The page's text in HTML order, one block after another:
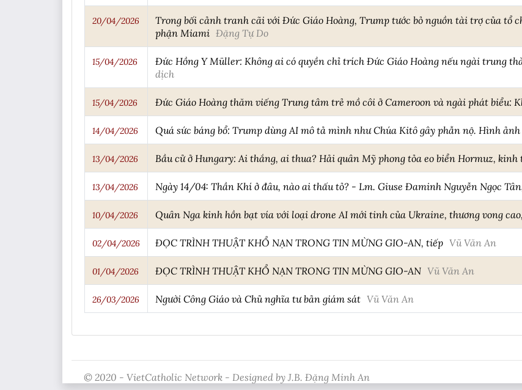
20/04/2026
Trong bối cảnh tranh cãi với Đức Giáo Hoàng, Trump tước bỏ nguồn tài trợ của tổ
phận Miami Đặng Tự Do
15/04/2026 Đức Hồng Y Müller: Không ai có quyền chỉ trích Đức Giáo Hoàng nếu ngài trung
dịch
15/04/2026 Đức Giáo Hoàng thăm viếng Trung tâm trẻ mồ côi ở Cameroon và ngài phát biểu:
14/04/2026 Quá sức báng bổ: Trump dùng AI mô tả mình như Chúa Kitô gây phẫn nộ. Hình
13/04/2026 Bầu cử ở Hungary: Ai thắng, ai thua? Hải quân Mỹ phong tỏa eo biển Hormuz, kinh
13/04/2026 Ngày 14/04: Thần Khí ở đâu, nào ai thấu tỏ? - Lm. Giuse Đaminh Nguyễn Ngọc
10/04/2026 Quân Nga kinh hồn bạt vía với loại drone AI mới tinh của Ukraine, thương vong
02/04/2026 ĐỌC TRÌNH THUẬT KHỔ NẠN TRONG TIN MỪNG GIO-AN, tiếp Vũ Văn An
01/04/2026 ĐỌC TRÌNH THUẬT KHỔ NẠN TRONG TIN MỪNG GIO-AN Vũ Văn An
26/03/2026 Người Công Giáo và Chủ nghĩa tư bản giám sát Vũ Văn An
© 2020 - VietCatholic Network - Designed by J.B. Đặng Minh An